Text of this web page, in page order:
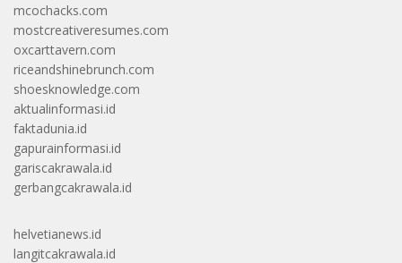
mcochacks.com
mostcreativeresumes.com
oxcarttavern.com
riceandshinebrunch.com
shoesknowledge.com
aktualinformasi.id
faktadunia.id
gapurainformasi.id
gariscakrawala.id
gerbangcakrawala.id
helvetianews.id
langitcakrawala.id